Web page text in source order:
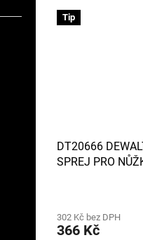
Tip
DT20666
SPREJ PRO
produktu
je
302 Kč bez DPH
366 Kč